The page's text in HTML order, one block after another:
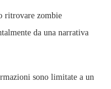
ritrovare zombie
da una narrativa
sono limitate a un